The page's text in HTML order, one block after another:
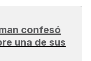
confesó
una de sus